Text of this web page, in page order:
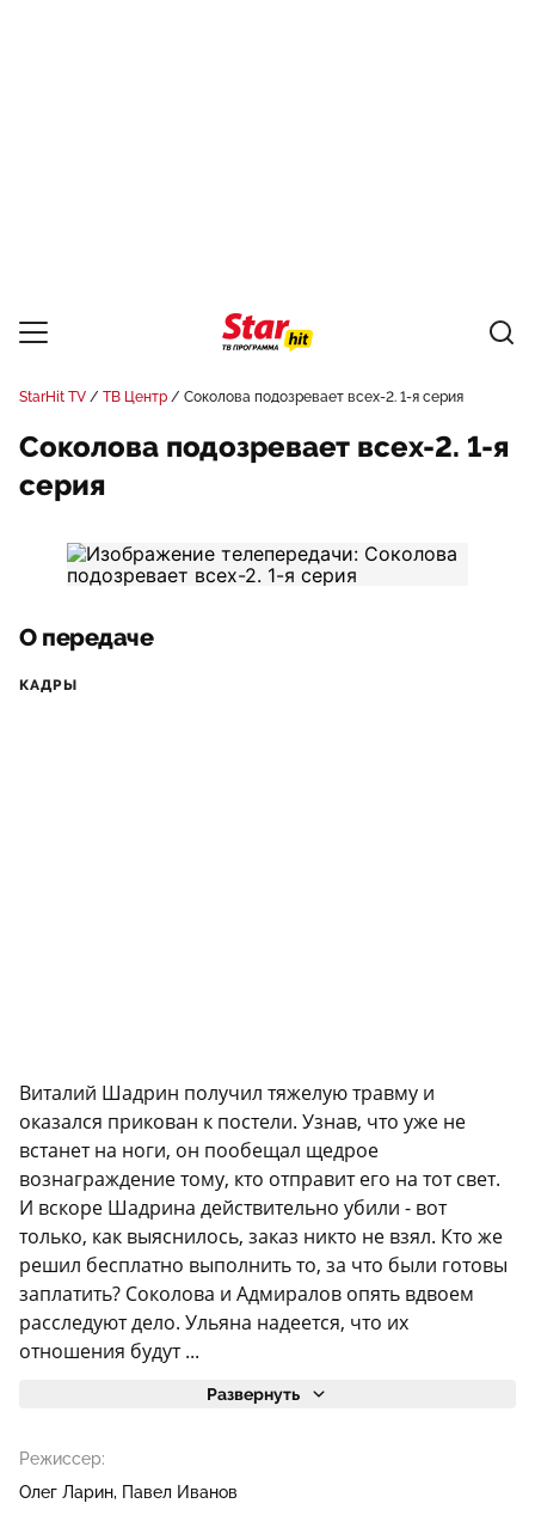
StarHit TV ТВ Центр Соколова подозревает всех-2. 1-я серия
Соколова подозревает всех-2. 1-я
серия
О передаче
КАДРЫ
Виталий Шадрин получил тяжелую травму и
оказался прикован к постели. Узнав, что уже не
встанет на ноги, он пообещал щедрое
вознаграждение тому, кто отправит его на тот свет.
И вскоре Шадрина действительно убили - вот
только, как выяснилось, заказ никто не взял. Кто же
решил бесплатно выполнить то, за что были готовы
заплатить? Соколова и Адмиралов опять вдвоем
расследуют дело. Ульяна надеется, что их
отношения будут ...
Развернуть
Режиссер:
Олег Ларин Павел Иванов